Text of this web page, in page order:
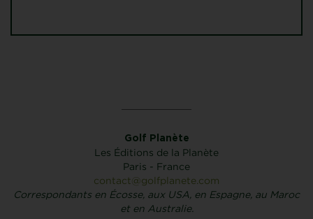
Golf Planète
Les Éditions de la Planète
Paris - France
contact@golfplanete.com
Correspondants en Écosse, aux USA, en Espagne, au Maroc
et en Australie.